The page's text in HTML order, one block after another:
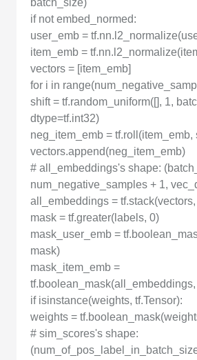
batch_size)'
if not embed_normed:
user_emb =
item_emb =
vectors = [item_emb]
for i in
shift = tf.random_uniform([], 1,
dtype=tf.int32)
neg_item_emb = tf.roll(item_emb,
vectors.append(neg_item_emb)
# all_embeddings's shape:
num_negative_samples + 1,
all_embeddings =
mask = tf.greater(labels, 0)
mask_user_emb =
mask)
mask_item_emb =
if isinstance(weights, tf.Tensor):
weights =
# sim_scores's shape: